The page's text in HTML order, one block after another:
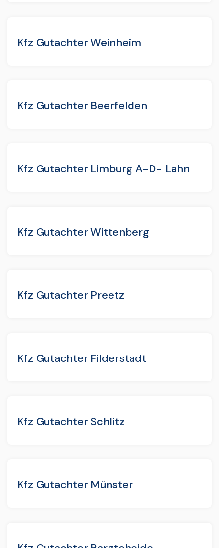
Kfz Gutachter Weinheim
Kfz Gutachter Beerfelden
Kfz Gutachter Limburg A-D- Lahn
Kfz Gutachter Wittenberg
Kfz Gutachter Preetz
Kfz Gutachter Filderstadt
Kfz Gutachter Schlitz
Kfz Gutachter Münster